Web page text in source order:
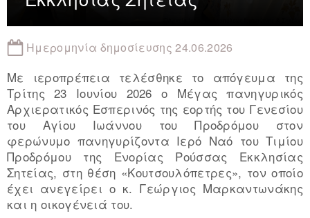
Ημερομηνία δημοσίευσης 24.06.2026
Mε ιεροπρέπεια τελέσθηκε το απόγευμα της
Tρίτης 23 Ιουνίου 2026 ο Μέγας πανηγυρικός
Αρχιερατικός Εσπερινός της εορτής του Γενεσίου
του Αγίου Ιωάννου του Προδρόμου στον
φερώνυμο πανηγυρίζοντα Ιερό Ναό του Τιμίου
Προδρόμου της Ενορίας Ρούσσας Εκκλησίας
Σητείας, στη θέση «Κουτσουλόπετρες», τον οποίο
έχει ανεγείρει ο κ. Γεώργιος Μαρκαντωνάκης
και η οικογένειά του.